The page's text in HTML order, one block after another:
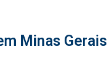
Minas Gerais